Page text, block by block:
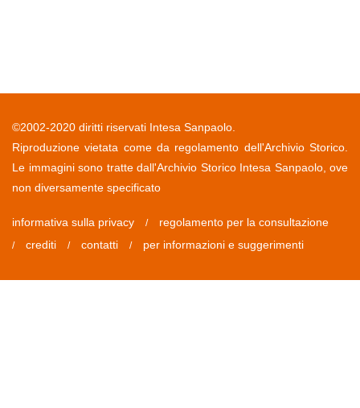
©2002-2020 diritti riservati Intesa Sanpaolo.
Riproduzione vietata come da regolamento dell'Archivio Storico.
Le immagini sono tratte dall'Archivio Storico Intesa Sanpaolo, ove
non diversamente specificato
informativa sulla privacy / regolamento per la consultazione
/ crediti / contatti / per informazioni e suggerimenti